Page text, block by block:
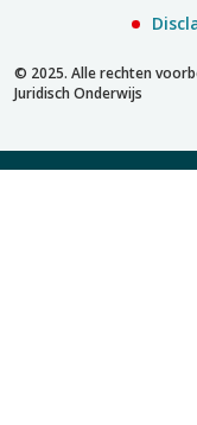
© 2025. Alle rechten
Juridisch Onderwijs